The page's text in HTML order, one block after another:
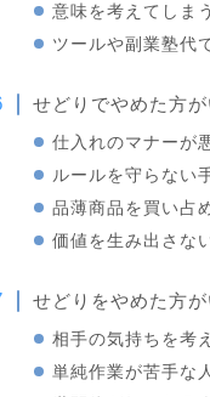
意味を考えてしまう
ツールや副業塾代
せどりでやめた方
仕入れのマナーが
ルールを守らない
品薄商品を買い占
価値を生み出さな
せどりをやめた方
相手の気持ちを考
単純作業が苦手な